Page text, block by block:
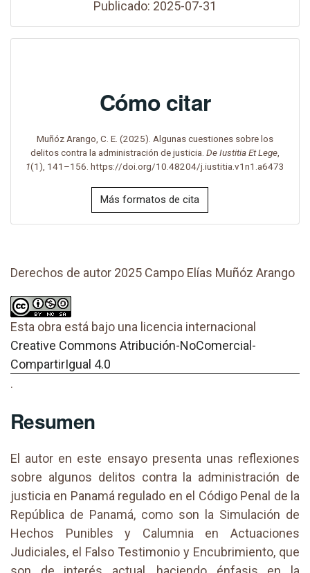
Publicado: 2025-07-31
Cómo citar
Muñóz Arango, C. E. (2025). Algunas cuestiones sobre los
delitos contra la administración de justicia. De Iustitia Et Lege
1(1), 141–156. https://doi.org/10.48204/j.iustitia.v1n1.a6473
Más formatos de cita
Derechos de autor 2025 Campo Elías Muñóz Arango
Esta obra está bajo una licencia internacional
Creative Commons Atribución-NoComercial-
CompartirIgual 4.0
.
Resumen
El autor en este ensayo presenta unas reflexiones
sobre algunos delitos contra la administración de
justicia en Panamá regulado en el Código Penal de la
República de Panamá, como son la Simulación de
Hechos Punibles y Calumnia en Actuaciones
Judiciales, el Falso Testimonio y Encubrimiento, que